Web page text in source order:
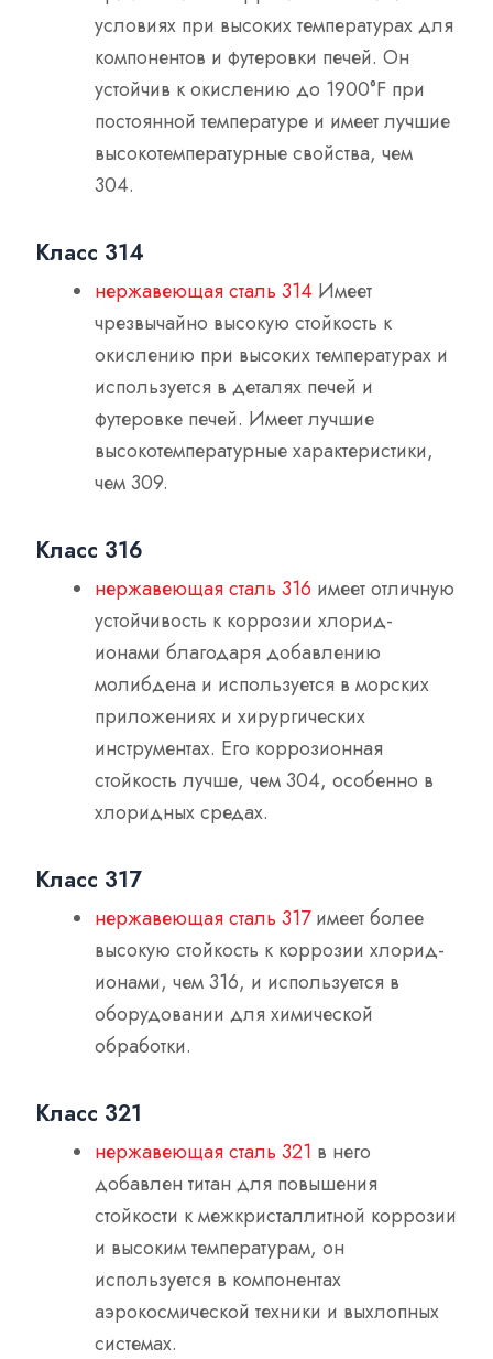
условиях при высоких температурах для
компонентов и футеровки печей. Он
устойчив к окислению до 1900°F при
постоянной температуре и имеет лучшие
высокотемпературные свойства, чем
304.
Класс 314
нержавеющая сталь 314 Имеет
чрезвычайно высокую стойкость к
окислению при высоких температурах и
используется в деталях печей и
футеровке печей. Имеет лучшие
высокотемпературные характеристики,
чем 309.
Класс 316
нержавеющая сталь 316 имеет отличную
устойчивость к коррозии хлорид-
ионами благодаря добавлению
молибдена и используется в морских
приложениях и хирургических
инструментах. Его коррозионная
стойкость лучше, чем 304, особенно в
хлоридных средах.
Класс 317
нержавеющая сталь 317имеет более
высокую стойкость к коррозии хлорид-
ионами, чем 316, и используется в
оборудовании для химической
обработки.
Класс 321
нержавеющая сталь 321 в него
добавлен титан для повышения
стойкости к межкристаллитной коррозии
и высоким температурам, он
используется в компонентах
аэрокосмической техники и выхлопных
системах.